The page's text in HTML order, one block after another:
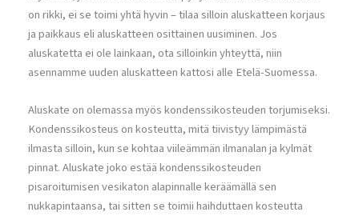
on rikki, ei se toimi yhtä hyvin – tilaa silloin aluskatteen korjaus
ja paikkaus eli aluskatteen osittainen uusiminen. Jos
aluskatetta ei ole lainkaan, ota silloinkin yhteyttä, niin
asennamme uuden aluskatteen kattosi alle Etelä-Suomessa.
Aluskate on olemassa myös kondenssikosteuden torjumiseksi.
Kondenssikosteus on kosteutta, mitä tiivistyy lämpimästä
ilmasta silloin, kun se kohtaa viileämmän ilmanalan ja kylmät
pinnat. Aluskate joko estää kondenssikosteuden
pisaroitumisen vesikaton alapinnalle keräämällä sen
nukkapintaansa, tai sitten se toimii haihduttaen kosteutta